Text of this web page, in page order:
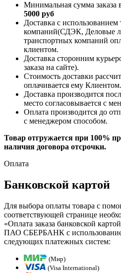
Минимальная сумма заказа
5000 руб
Доставка с
компаний(СДЭК, Деловые
транспортных компаний
клиентом.
Доставка сторонним
заказа на сайте).
Стоимость доставки
оплачивается ему Клиентом.
Доставка производится
место согласовывается с
Оплата производится до
с менеджером способом.
Товар отгружается при 100%
наличия договора отсрочки.
Оплата
Банковской картой
Для выбора оплаты товара с
соответствующей странице
«Оплата заказа банковской
ПАО СБЕРБАНК с
следующих платежных систем:
(Мир)
(Visa International)